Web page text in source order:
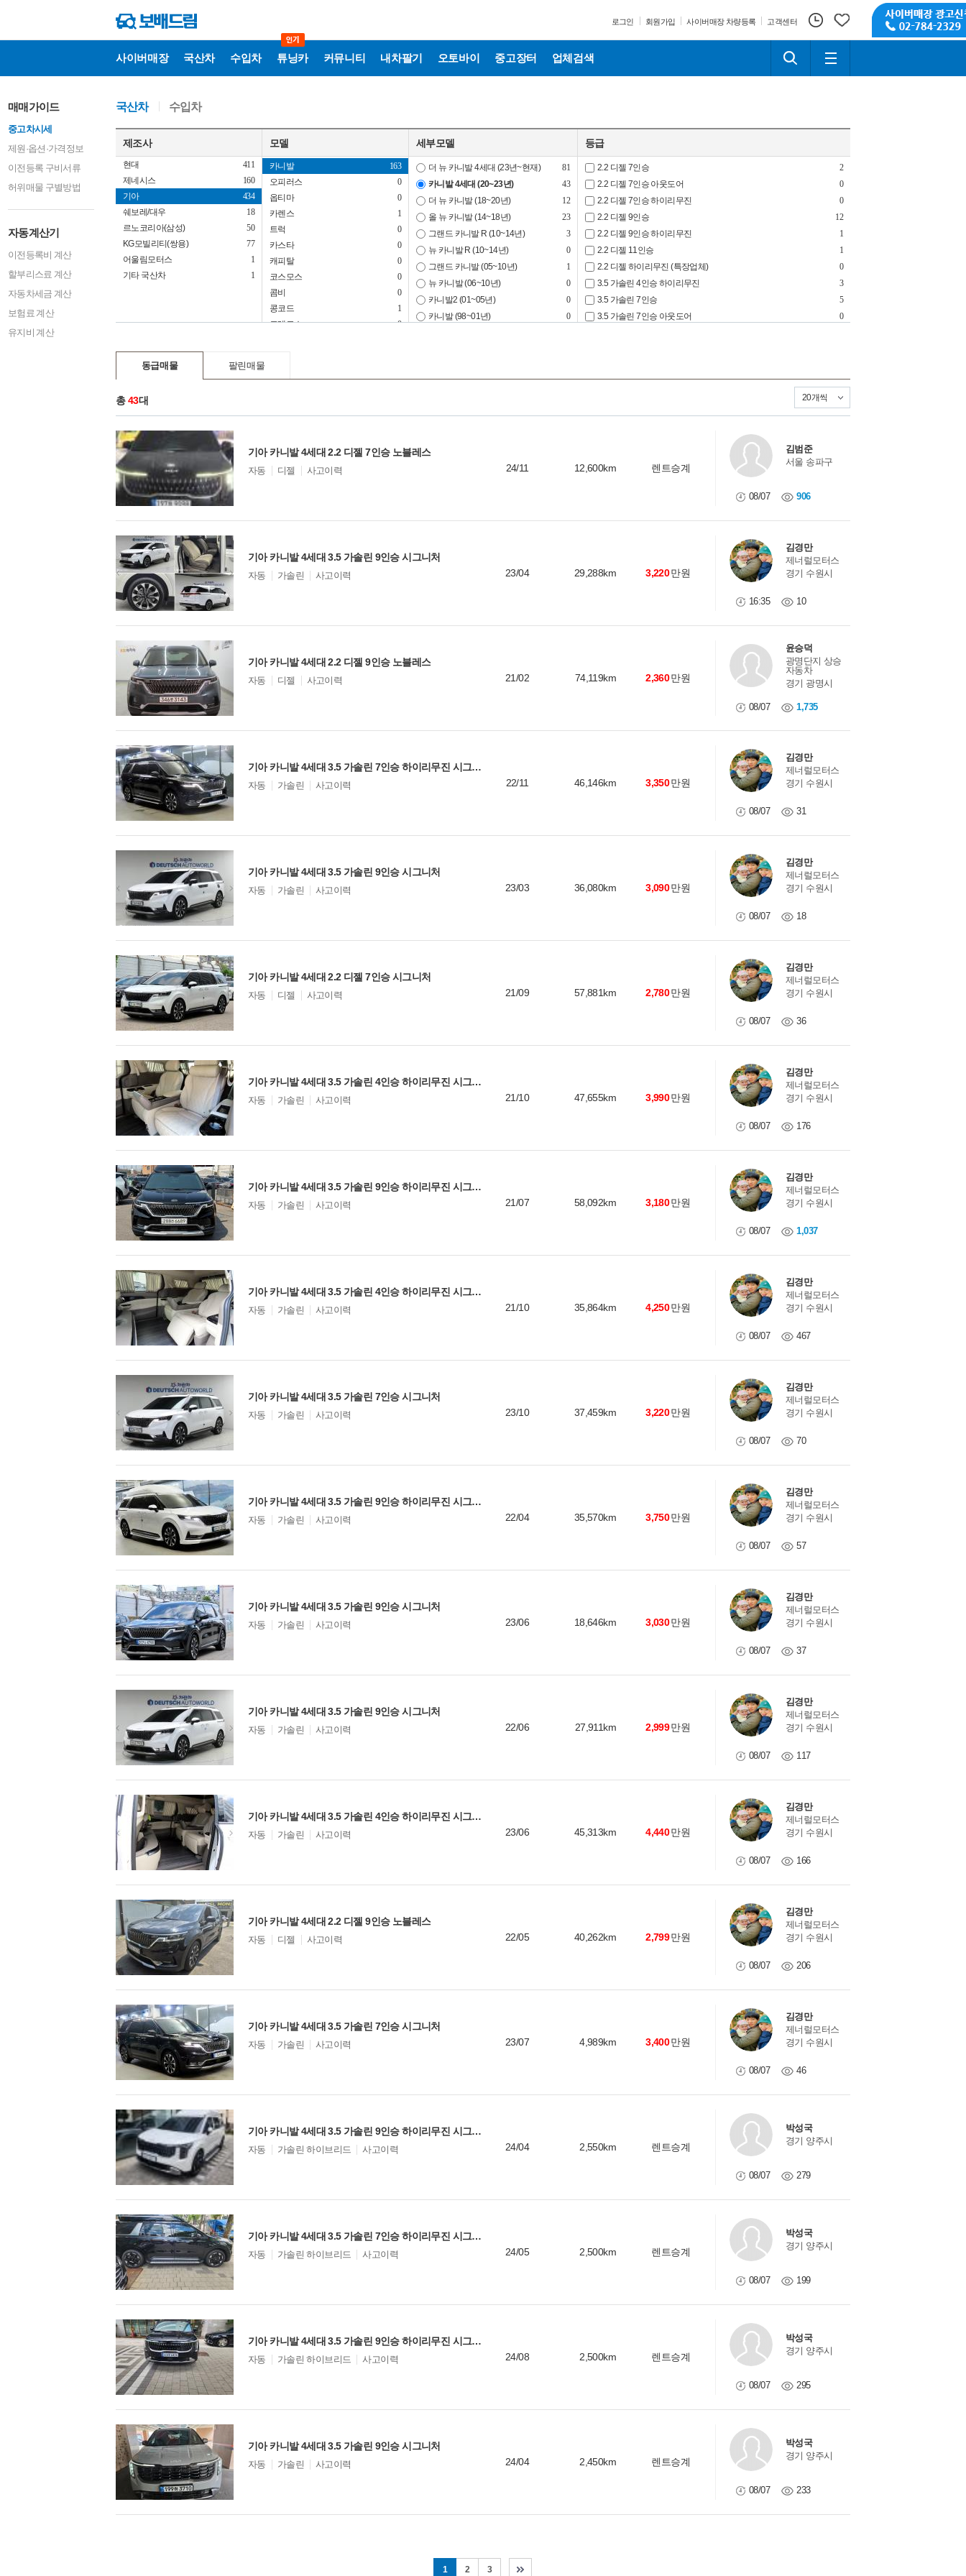
로그인 회원가입 사이버매장 차량등록 고객센터
사이버매장 국산차 수입차 튜닝카 커뮤니티 내차팔기 오토바이 중고장터 업체검색
매매가이드
중고차시세
제원·옵션·가격정보
이전등록 구비서류
허위매물 구별방법
자동계산기
이전등록비 계산
할부리스료 계산
자동차세금 계산
보험료 계산
유지비 계산
국산차 수입차
제조사
현대
411
제네시스
160
기아
434
쉐보레/대우
18
르노코리아(삼성)
50
KG모빌리티(쌍용)
77
어울림모터스
1
기타 국산차
1
모델
세이블
0
세피아
0
엘란
카니발
163
오피러스
0
옵티마
0
카렌스
1
트럭
0
카스타
0
캐피탈
0
코스모스
0
콤비
0
콩코드
1
크레도스
0
포르테
6
파크타운
0
포텐샤
K8
14
텔루라이드
EV3
2
EV4
PV5
세부모델
더 뉴 카니발 4세대 (23년~현재)
81
카니발 4세대 (20~23년)
43
더 뉴 카니발 (18~20년)
12
올 뉴 카니발 (14~18년)
23
그랜드 카니발 R (10~14년)
3
뉴 카니발 R (10~14년)
0
그랜드 카니발 (05~10년)
1
뉴 카니발 (06~10년)
0
카니발2 (01~05년)
0
카니발 (98~01년)
0
등급
2.2 디젤 7인승
2
2.2 디젤 7인승 아웃도어
0
2.2 디젤 7인승 하이리무진
0
2.2 디젤 9인승
12
2.2 디젤 9인승 하이리무진
1
2.2 디젤 11인승
1
2.2 디젤 하이리무진 (특장업체)
0
3.5 가솔린 4인승 하이리무진
3
3.5 가솔린 7인승
5
3.5 가솔린 7인승 아웃도어
0
3.5 가솔린 11인승
0
2
동급매물 팔린매물
총43대
기아 카니발 4세대 2.2 디젤 7인승 노블레스
모
자동 디젤 사고이력 24/11 12,600km 렌트승계
김범준
서울 송파구
08/07 906
기아 카니발 4세대 3.5 가솔린 9인승 시그니처
모
자동 가솔린 사고이력 23/04 29,288km 3,220만원
김경만
제너럴모터스
경기 수원시
16:35 10
기아 카니발 4세대 2.2 디젤 9인승 노블레스
모
자동 디젤 사고이력 21/02 74,119km 2,360만원
윤승덕
광명단지 상승
자동차
경기 광명시
08/07 1,735
기아 카니발 4세대 3.5 가솔린 7인승 하이리무진 시그니처
모
자동 가솔린 사고이력 22/11 46,146km 3,350만원
김경만
제너럴모터스
경기 수원시
08/07 31
기아 카니발 4세대 3.5 가솔린 9인승 시그니처
모
자동 가솔린 사고이력 23/03 36,080km 3,090만원
김경만
제너럴모터스
경기 수원시
08/07 18
기아 카니발 4세대 2.2 디젤 7인승 시그니처
모
자동 디젤 사고이력 21/09 57,881km 2,780만원
김경만
제너럴모터스
경기 수원시
08/07 36
기아 카니발 4세대 3.5 가솔린 4인승 하이리무진 시그니처
모
자동 가솔린 사고이력 21/10 47,655km 3,990만원
김경만
제너럴모터스
경기 수원시
08/07 176
기아 카니발 4세대 3.5 가솔린 9인승 하이리무진 시그니처
모
자동 가솔린 사고이력 21/07 58,092km 3,180만원
김경만
제너럴모터스
경기 수원시
08/07 1,037
기아 카니발 4세대 3.5 가솔린 4인승 하이리무진 시그니처
모
자동 가솔린 사고이력 21/10 35,864km 4,250만원
김경만
제너럴모터스
경기 수원시
08/07 467
기아 카니발 4세대 3.5 가솔린 7인승 시그니처
모
자동 가솔린 사고이력 23/10 37,459km 3,220만원
김경만
제너럴모터스
경기 수원시
08/07 70
기아 카니발 4세대 3.5 가솔린 9인승 하이리무진 시그니처
모
자동 가솔린 사고이력 22/04 35,570km 3,750만원
김경만
제너럴모터스
경기 수원시
08/07 57
기아 카니발 4세대 3.5 가솔린 9인승 시그니처
모
자동 가솔린 사고이력 23/06 18,646km 3,030만원
김경만
제너럴모터스
경기 수원시
08/07 37
기아 카니발 4세대 3.5 가솔린 9인승 시그니처
모
자동 가솔린 사고이력 22/06 27,911km 2,999만원
김경만
제너럴모터스
경기 수원시
08/07 117
기아 카니발 4세대 3.5 가솔린 4인승 하이리무진 시그니처
모
자동 가솔린 사고이력 23/06 45,313km 4,440만원
김경만
제너럴모터스
경기 수원시
08/07 166
기아 카니발 4세대 2.2 디젤 9인승 노블레스
모
자동 디젤 사고이력 22/05 40,262km 2,799만원
김경만
제너럴모터스
경기 수원시
08/07 206
기아 카니발 4세대 3.5 가솔린 7인승 시그니처
모
자동 가솔린 사고이력 23/07 4,989km 3,400만원
김경만
제너럴모터스
경기 수원시
08/07 46
기아 카니발 4세대 3.5 가솔린 9인승 하이리무진 시그니처
모
자동 가솔린 하이브리드 사고이력 24/04 2,550km 렌트승계
박성국
경기 양주시
08/07 279
기아 카니발 4세대 3.5 가솔린 7인승 하이리무진 시그니처
모
자동 가솔린 하이브리드 사고이력 24/05 2,500km 렌트승계
박성국
경기 양주시
08/07 199
기아 카니발 4세대 3.5 가솔린 9인승 하이리무진 시그니처
모
자동 가솔린 하이브리드 사고이력 24/08 2,500km 렌트승계
박성국
경기 양주시
08/07 295
기아 카니발 4세대 3.5 가솔린 9인승 시그니처
모
자동 가솔린 사고이력 24/04 2,450km 렌트승계
박성국
경기 양주시
08/07 233
1 2 3